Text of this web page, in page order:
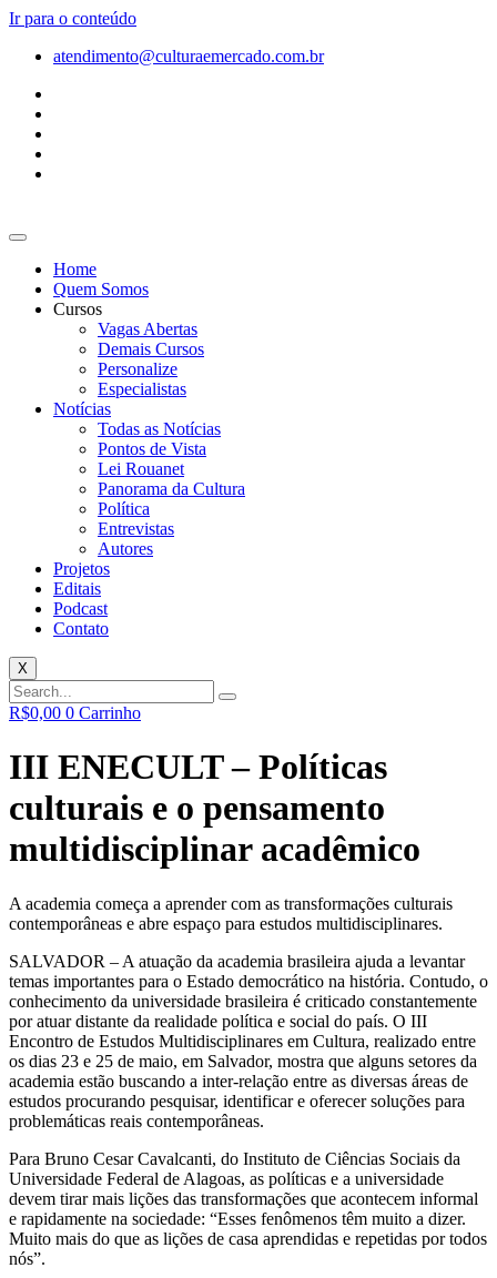
Ir para o conteúdo
atendimento@culturaemercado.com.br
Home
Quem Somos
Cursos
Vagas Abertas
Demais Cursos
Personalize
Especialistas
Notícias
Todas as Notícias
Pontos de Vista
Lei Rouanet
Panorama da Cultura
Política
Entrevistas
Autores
Projetos
Editais
Podcast
Contato
X
R$0,00 0 Carrinho
III ENECULT – Políticas
culturais e o pensamento
multidisciplinar acadêmico
A academia começa a aprender com as transformações culturais
contemporâneas e abre espaço para estudos multidisciplinares.
SALVADOR – A atuação da academia brasileira ajuda a levantar
temas importantes para o Estado democrático na história. Contudo, o
conhecimento da universidade brasileira é criticado constantemente
por atuar distante da realidade política e social do país. O III
Encontro de Estudos Multidisciplinares em Cultura, realizado entre
os dias 23 e 25 de maio, em Salvador, mostra que alguns setores da
academia estão buscando a inter-relação entre as diversas áreas de
estudos procurando pesquisar, identificar e oferecer soluções para
problemáticas reais contemporâneas.
Para Bruno Cesar Cavalcanti, do Instituto de Ciências Sociais da
Universidade Federal de Alagoas, as políticas e a universidade
devem tirar mais lições das transformações que acontecem informal
e rapidamente na sociedade: “Esses fenômenos têm muito a dizer.
Muito mais do que as lições de casa aprendidas e repetidas por todos
nós”.